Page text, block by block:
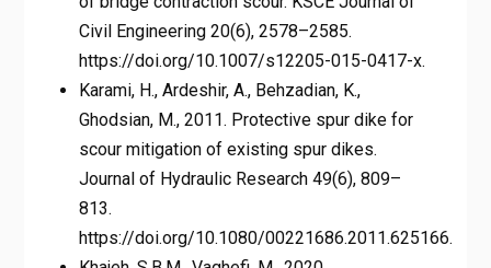
Civil Engineering 20(6), 2578–2585.
https://doi.org/10.1007/s12205-015-0417-x.
Karami, H., Ardeshir, A., Behzadian, K.,
Ghodsian, M., 2011. Protective spur dike for
scour mitigation of existing spur dikes.
Journal of Hydraulic Research 49(6), 809–
813.
https://doi.org/10.1080/00221686.2011.625166.